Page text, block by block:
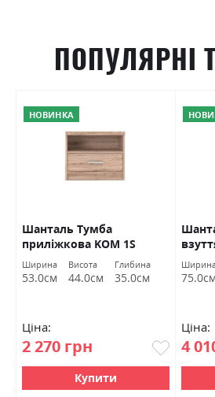
ПОПУЛЯРНІ
НОВИНКА
Шанталь Тумба
приліжкова KOM 1S
Гербор
Ширина
53.0см
Висота
44.0см
Глибина
35.0см
Ціна:
2 270 грн
Купити
75.0см
Ціна:
4